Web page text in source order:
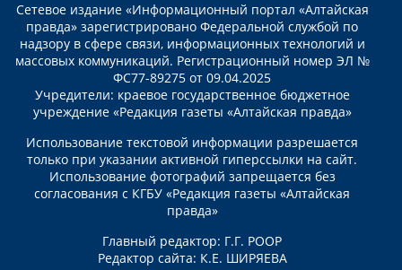
Сетевое издание «Информационный портал «Алтайская
правда» зарегистрировано Федеральной службой по
надзору в сфере связи, информационных технологий и
массовых коммуникаций. Регистрационный номер ЭЛ №
ФС77-89275 от 09.04.2025
Учредители: краевое государственное бюджетное
учреждение «Редакция газеты «Алтайская правда»
Использование текстовой информации разрешается
только при указании активной гиперссылки на сайт.
Использование фотографий запрещается без
согласования с КГБУ «Редакция газеты «Алтайская
правда»
Главный редактор: Г.Г. РООР
Редактор сайта: К.Е. ШИРЯЕВА